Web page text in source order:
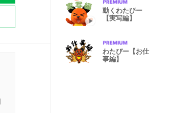
動くわたぴー
【実写編】
わたぴー【お仕
事編】